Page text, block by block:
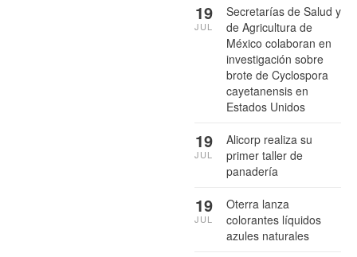
Secretarías de Salud y
de Agricultura de
México colaboran en
investigación sobre
brote de Cyclospora
cayetanensis en
Estados Unidos
19
JUL
Alicorp realiza su
primer taller de
panadería
19
JUL
Oterra lanza
colorantes líquidos
azules naturales
19
JUL